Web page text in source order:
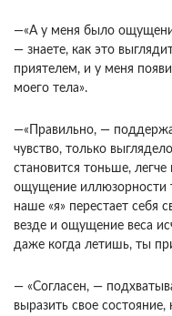
—«А у меня было
— знаете, как это
приятелем, и у меня
моего тела».
—«Правильно, —
чувство, только
становится тоньше, лег­че
ощущение иллю­зорности
наше «я» перестает себя
везде и ощущение веса
даже когда летишь, ты
— «Согласен, —
выразить свое состояние,